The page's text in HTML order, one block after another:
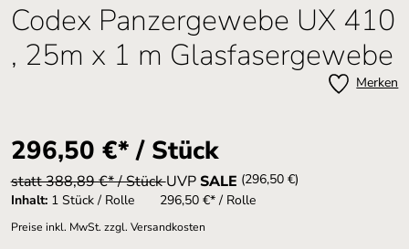
Codex Panzergewebe UX 410
, 25m x 1 m Glasfasergewebe
Merken
296,50 €* / Stück
statt 388,89 €* / StückUVPSALE (296,50 €)
Inhalt: 1 Stück / Rolle 296,50 €* / Rolle
Preise inkl. MwSt. zzgl. Versandkosten